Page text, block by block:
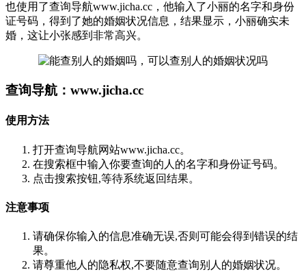
也使用了查询导航www.jicha.cc，他输入了小丽的名字和身份
证号码，得到了她的婚姻状况信息，结果显示，小丽确实未
婚，这让小张感到非常高兴。
查询导航：www.jicha.cc
使用方法
打开查询导航网站www.jicha.cc。
在搜索框中输入你要查询的人的名字和身份证号码。
点击搜索按钮,等待系统返回结果。
注意事项
请确保你输入的信息准确无误,否则可能会得到错误的结
果。
请尊重他人的隐私权,不要随意查询别人的婚姻状况。